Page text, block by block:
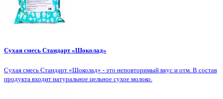
Сухая смесь Стандарт «Шоколад»
Сухая смесь Стандарт «Шоколад» - это неповторимый вкус и отм. В состав
продукта входит натуральное цельное сухое молоко.